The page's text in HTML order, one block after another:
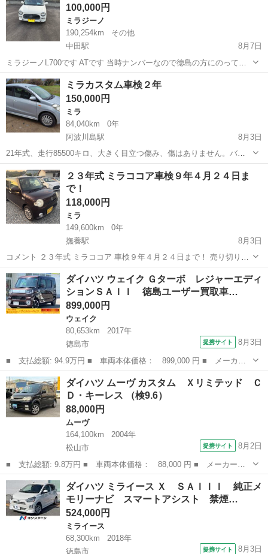
100,000円
ミラジーノ
190,254km
その他
中田駅
8月7日
ミラジーノL700です ATです 当時ナンバーなので徳島の方にのっても
らいたいです 車検は令和8年12月10日まであります 走行距離は19万走
っています 距離が結構走っているので不具合はあります オイル漏れが
少々 機械音など...
徳島 小松島市 中田駅 ミラジーノ
ミラカスタム車検２年
150,000円
ミラ
84,040km
0年
阿波川島駅
8月3日
21年式、走行85500キロ、大きく目立つ傷み、傷はありません。バン
パーに少し小傷程度。調子良く燃費も良いです。車検受けたて。乗っ
て帰れます。名変5000にて。
徳島 阿波市 阿波川島駅 ミラカスタム
２３年式 ミラココア車検９年４月２４日ま
で！
118,000円
ミラ
149,600km
0年
撫養駅
8月3日
コメント ２３年式 ミラココア 車検９年４月２４日まで！ 売り切り車
両になります。 エンジン・AＴ良好ですので、ご安心ください。 外
装・・・・中古車としての小傷.色褪せはあると思いますが比較的綺麗
な状態となります。 内装・・...
徳島 鳴門市 撫養駅 ミラ ミラココア
ダイハツ ウェイク Ｇターボ レジャーエディ
ションＳＡＩＩ 徳島ユーザー買取車…
899,000円
ウェイク
80,653km
2017年
徳島市
提携サイト 8月3日
■ 支払総額: 94.9万円 ■ 車両本体価格： 899,000 円 ■ メーカー
名： ダイハツ ■ 車種名： ウェイク ■ グレード名： Ｇター
ボ レジャーエディションＳＡＩＩ 徳島ユーザー買取車／ターボ／
両側電動スライ...
徳島 徳島市 ウェイク
ダイハツ ムーヴ カスタム Ｘリミテッド Ｃ
Ｄ・キーレス （検9.6）
88,000円
ムーヴ
164,100km
2004年
松山市
提携サイト 8月2日
■ 支払総額: 9.8万円 ■ 車両本体価格： 88,000 円 ■ メーカー
名： ダイハツ ■ 車種名： ムーヴ ■ グレード名： カスタム
Ｘリミテッド ＣＤ・キーレス ■ 排気量： 660cc ■ ドア枚数：
5D ...
愛媛 松山市 ムーヴ
ダイハツ ミライース Ｘ ＳＡＩＩＩ 純正メ
モリーナビ スマートアシスト 禁煙…
524,000円
ミライース
68,300km
2018年
徳島市
提携サイト 8月3日